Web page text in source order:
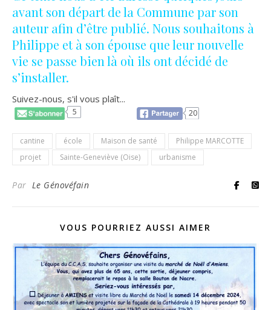
avant son départ de la Commune par son
auteur afin d’être publié. Nous souhaitons à
Philippe et à son épouse que leur nouvelle
vie se passe bien là où ils ont décidé de
s’installer.
Suivez-nous, s'il vous plaît...
5 20
cantine école Maison de santé
Philippe MARCOTTE
projet
Sainte-Geneviève (Oise) urbanisme
Par Le Génovéfain
VOUS POURRIEZ AUSSI AIMER